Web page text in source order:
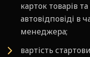
карток товарів
автовідповіді в
менеджера;
вартість